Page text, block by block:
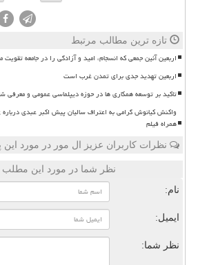
تازه ترین مطالب مرتبط
اربعین آئین جمعی که انسجام، امید و آزادگی را در جامعه تقویت
اربعین تهدید جدی برای تمدن غرب است
تاکید بر توسعه همکاری ها در حوزه دیپلماسی عمومی و معرفی
واکنش کیانوش گرامی به اعتراف سالیان پیش اکبر عبدی
همراه فیلم
نظرات کاربران عزیز ال مور در مورد
نظر شما در مورد این مطلب
نام:
ایمیل:
نظر شما: